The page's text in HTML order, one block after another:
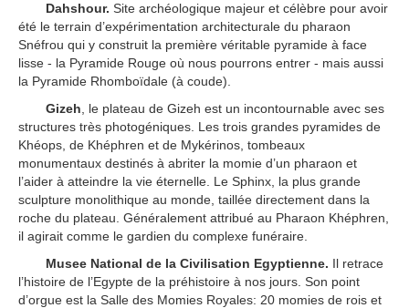
Dahshour. Site archéologique majeur et célèbre pour avoir
été le terrain d’expérimentation architecturale du pharaon
Snéfrou qui y construit la première véritable pyramide à face
lisse - la Pyramide Rouge où nous pourrons entrer - mais aussi
la Pyramide Rhomboïdale (à coude).
Gizeh , le plateau de Gizeh est un incontournable avec ses
structures très photogéniques. Les trois grandes pyramides de
Khéops, de Khéphren et de Mykérinos, tombeaux
monumentaux destinés à abriter la momie d’un pharaon et
l’aider à atteindre la vie éternelle. Le Sphinx, la plus grande
sculpture monolithique au monde, taillée directement dans la
roche du plateau. Généralement attribué au Pharaon Khéphren,
il agirait comme le gardien du complexe funéraire.
Musee National de la Civilisation Egyptienne. Il retrace
l’histoire de l’Egypte de la préhistoire à nos jours. Son point
d’orgue est la Salle des Momies Royales: 20 momies de rois et